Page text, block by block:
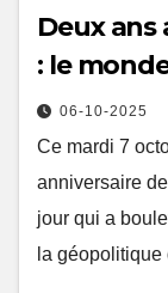
Deux ans
: le
06-10-2025
Ce mardi 7
anniversaire
jour qui a
la